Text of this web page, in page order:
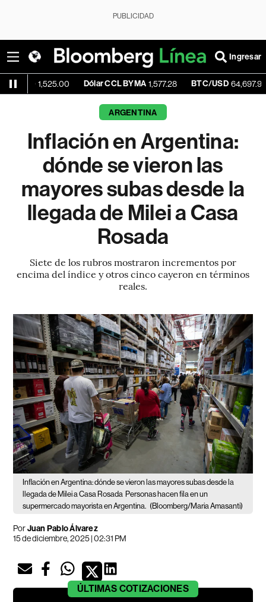
PUBLICIDAD
Ingresar
Dólar CCL BYMA 1,577.28 BTC/USD 64,697.97
ARGENTINA
Inflación en Argentina:
dónde se vieron las
mayores subas desde la
llegada de Milei a Casa
Rosada
Siete de los rubros mostraron incrementos por
encima del índice y otros cinco cayeron en términos
reales.
Inflación en Argentina: dónde se vieron las mayores subas desde la
llegada de Milei a Casa Rosada Personas hacen fila en un
supermercado mayorista en Argentina. (Bloomberg/Maria Amasanti)
PorJuan Pablo Álvarez
15 de diciembre, 2025 | 02:31 PM
ÚLTIMAS COTIZACIONES